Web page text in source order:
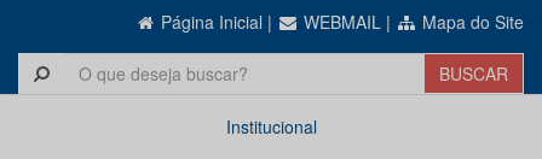
Página Inicial | WEBMAIL | Mapa do Site
Institucional